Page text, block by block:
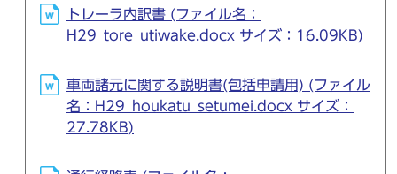
トレーラ内訳書 (ファイル名：
H29_tore_utiwake.docx サイズ：16.09KB)
車両諸元に関する説明書(包括申請用) (ファイル
名：H29_houkatu_setumei.docx サイズ：
27.78KB)